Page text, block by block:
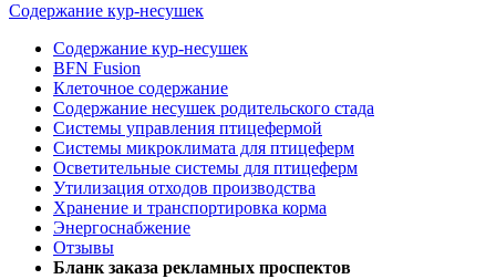
Содержание кур-несушек
Содержание кур-несушек
BFN Fusion
Клеточное содержание
Содержание несушек родительского стада
Системы управления птицефермой
Системы микроклимата для птицеферм
Осветительные системы для птицеферм
Утилизация отходов производства
Хранение и транспортировка корма
Энергоснабжение
Отзывы
Бланк заказа рекламных проспектов